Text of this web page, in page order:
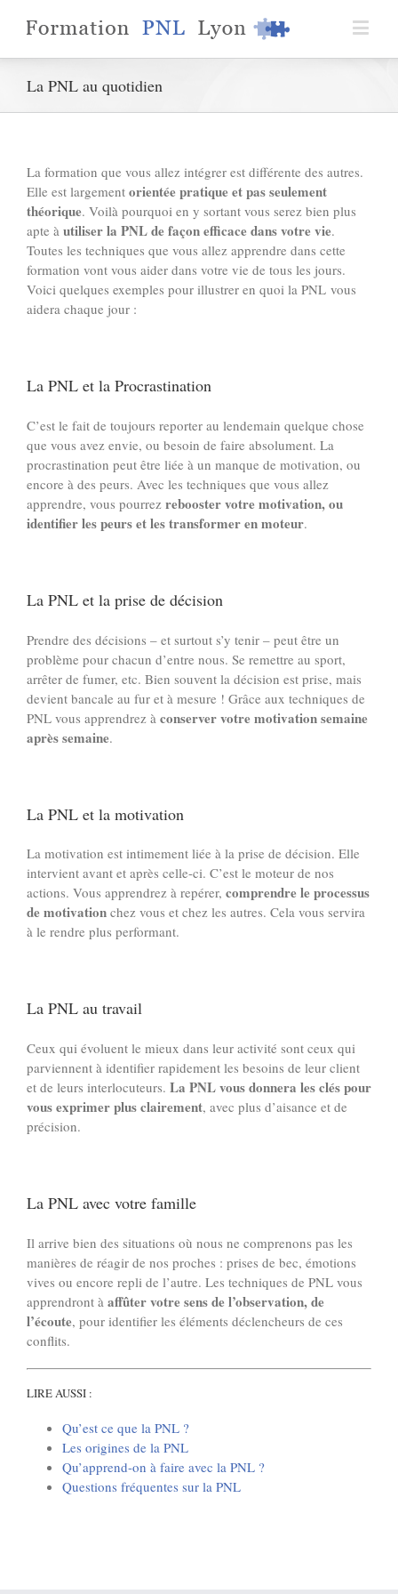
La PNL au quotidien
La formation que vous allez intégrer est différente des autres.
Elle est largement orientée pratique et pas seulement
théorique. Voilà pourquoi en y sortant vous serez bien plus
apte à utiliser la PNL de façon efficace dans votre vie.
Toutes les techniques que vous allez apprendre dans cette
formation vont vous aider dans votre vie de tous les jours.
Voici quelques exemples pour illustrer en quoi la PNL vous
aidera chaque jour :
La PNL et la Procrastination
C’est le fait de toujours reporter au lendemain quelque chose
que vous avez envie, ou besoin de faire absolument. La
procrastination peut être liée à un manque de motivation, ou
encore à des peurs. Avec les techniques que vous allez
apprendre, vous pourrez rebooster votre motivation, ou
identifier les peurs et les transformer en moteur.
La PNL et la prise de décision
Prendre des décisions – et surtout s’y tenir – peut être un
problème pour chacun d’entre nous. Se remettre au sport,
arrêter de fumer, etc. Bien souvent la décision est prise, mais
devient bancale au fur et à mesure ! Grâce aux techniques de
PNL vous apprendrez à conserver votre motivation semaine
après semaine.
La PNL et la motivation
La motivation est intimement liée à la prise de décision. Elle
intervient avant et après celle-ci. C’est le moteur de nos
actions. Vous apprendrez à repérer, comprendre le processus
de motivation chez vous et chez les autres. Cela vous servira
à le rendre plus performant.
La PNL au travail
Ceux qui évoluent le mieux dans leur activité sont ceux qui
parviennent à identifier rapidement les besoins de leur client
et de leurs interlocuteurs. La PNL vous donnera les clés pour
vous exprimer plus clairement, avec plus d’aisance et de
précision.
La PNL avec votre famille
Il arrive bien des situations où nous ne comprenons pas les
manières de réagir de nos proches : prises de bec, émotions
vives ou encore repli de l’autre. Les techniques de PNL vous
apprendront à affûter votre sens de l’observation, de
l’écoute, pour identifier les éléments déclencheurs de ces
conflits.
LIRE AUSSI :
Qu’est ce que la PNL ?
Les origines de la PNL
Qu’apprend-on à faire avec la PNL ?
Questions fréquentes sur la PNL